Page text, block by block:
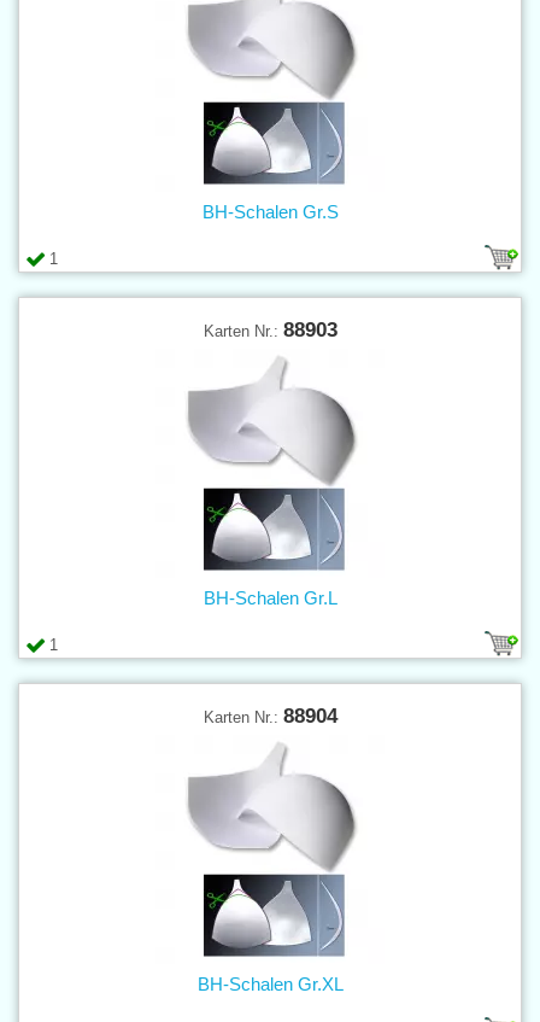
1
BH-Schalen Gr.S
Karten Nr.: 88903
1
BH-Schalen Gr.L
Karten Nr.: 88904
BH-Schalen Gr.XL